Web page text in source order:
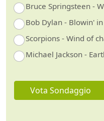
Bruce Springsteen -
Bob Dylan - Blowin'
Scorpions - Wind of
Michael Jackson -
Vota Sondaggio